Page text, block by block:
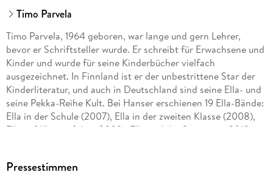
Timo Parvela
Timo Parvela, 1964 geboren, war lange und gern Lehrer,
bevor er Schriftsteller wurde. Er schreibt für Erwachsene und
Kinder und wurde für seine Kinderbücher vielfach
ausgezeichnet. In Finnland ist er der unbestrittene Star der
Kinderliteratur, und auch in Deutschland sind seine Ella- und
seine Pekka-Reihe Kult. Bei Hanser erschienen 19 Ella-Bände:
Ella in der Schule (2007), Ella in der zweiten Klasse (2008),
Ella auf Klassenfahrt (2009), Ella und der Superstar (2010),
Rennen (2013), Ella und der Millionendieb (2014), Ella und
Pressestimmen